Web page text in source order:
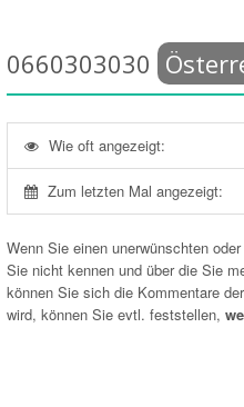
0660303030
Wie oft angezeigt:
Zum letzten Mal angezeigt:
Wenn Sie einen unerwünschten
Sie nicht kennen und über die Sie
können Sie sich die Kommentare
wird, können Sie evtl. feststellen,